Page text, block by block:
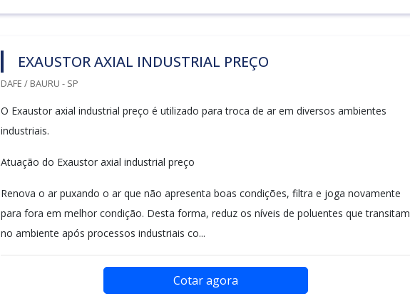
EXAUSTOR AXIAL INDUSTRIAL PREÇO
DAFE / BAURU - SP
O Exaustor axial industrial preço é utilizado para troca de ar em diversos ambientes
industriais.
Atuação do Exaustor axial industrial preço
Renova o ar puxando o ar que não apresenta boas condições, filtra e joga novamente
para fora em melhor condição. Desta forma, reduz os níveis de poluentes que transitam
no ambiente após processos industriais co...
Cotar agora